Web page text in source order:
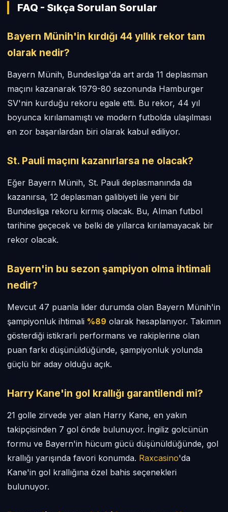
FAQ - Sıkça Sorulan Sorular
Bayern Münih'in kırdığı 44 yıllık rekor tam
olarak nedir?
Bayern Münih, Bundesliga'da art arda 11 deplasman
maçını kazanarak 1979-80 sezonunda Hamburger
SV'nin kurduğu rekoru egale etti. Bu rekor, 44 yıl
boyunca kırılamamıştı ve modern futbolda ulaşılması
en zor başarılardan biri olarak kabul ediliyor.
St. Pauli maçını kazanırlarsa ne olacak?
Eğer Bayern Münih, St. Pauli deplasmanında da
kazanırsa, 12 deplasman galibiyeti ile yeni bir
Bundesliga rekoru kırmış olacak. Bu, Alman futbol
tarihine geçecek ve belki de yıllarca kırılamayacak bir
rekor olacak.
Bayern'in bu sezon şampiyon olma ihtimali
nedir?
Mevcut 47 puanla lider durumda olan Bayern Münih'in
şampiyonluk ihtimali %89 olarak hesaplanıyor. Takımın
gösterdiği istikrarlı performans ve rakiplerine olan
puan farkı düşünüldüğünde, şampiyonluk yolunda
güçlü bir aday olduğu açık.
Harry Kane'in gol krallığı garantilendi mi?
21 golle zirvede yer alan Harry Kane, en yakın
takipçisinden 7 gol önde bulunuyor. İngiliz golcünün
formu ve Bayern'in hücum gücü düşünüldüğünde, gol
krallığı yarışında favori konumda. Raxcasino'da
Kane'in gol krallığına özel bahis seçenekleri
bulunuyor.